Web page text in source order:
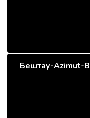
Бештау-Azimut-